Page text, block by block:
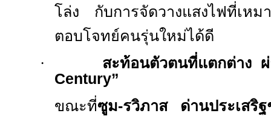
โล่ง กับการจัดวางแสงไฟที่เห
ตอบโจทย์คนรุ่นใหม่ได้ดี
·
สะท้อนตัวตนที่แตกต่าง
Century”
ขณะที่ซูม-รวิภาส ด่านประเส